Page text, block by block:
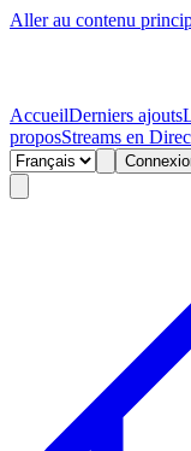
Aller au contenu
AccueilDerniers ajouts
proposStreams en